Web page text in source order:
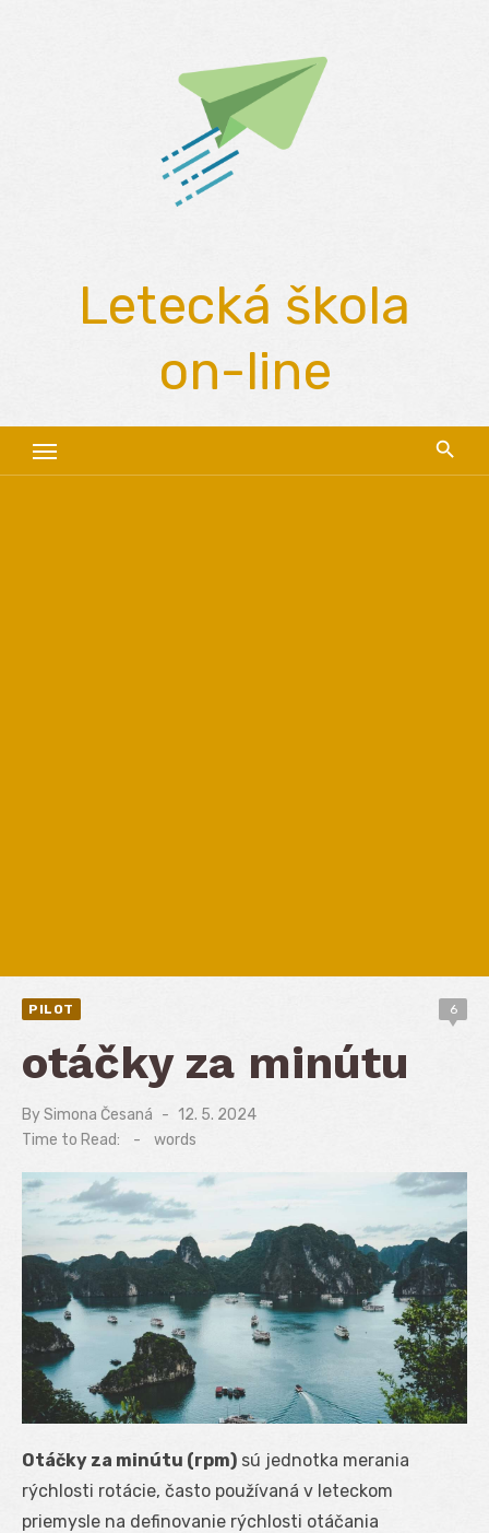
Letecká škola
on-line
PILOT 6
otáčky za minútu
BySimona Česaná
Posted
on
12. 5. 2024
Time to Read:
- words
Otáčky za minútu (rpm) sú jednotka merania
rýchlosti rotácie, často používaná v leteckom
priemysle na definovanie rýchlosti otáčania